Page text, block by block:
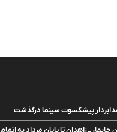
پیشکسوت سینما درگذشت